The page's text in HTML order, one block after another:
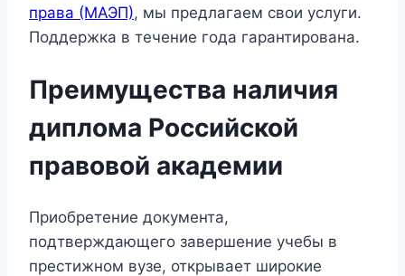
права (МАЭП), мы предлагаем свои услуги.
Поддержка в течение года гарантирована.
Преимущества наличия
диплома Российской
правовой академии
Приобретение документа,
подтверждающего завершение учебы в
престижном вузе, открывает широкие